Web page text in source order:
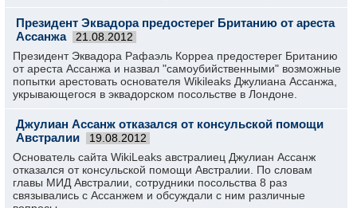
Президент Эквадора предостерег Британию от ареста
Ассанжа
21.08.2012
Президент Эквадора Рафаэль Корреа предостерег Британию
от ареста Ассанжа и назвал "самоубийственными" возможные
попытки арестовать основателя Wikileaks Джулиана Ассанжа,
укрывающегося в эквадорском посольстве в Лондоне.
Джулиан Ассанж отказался от консульской помощи
Австралии
19.08.2012
Основатель сайта WikiLeaks австралиец Джулиан Ассанж
отказался от консульской помощи Австралии. По словам
главы МИД Австралии, сотрудники посольства 8 раз
связывались с Ассанжем и обсуждали с ним различные